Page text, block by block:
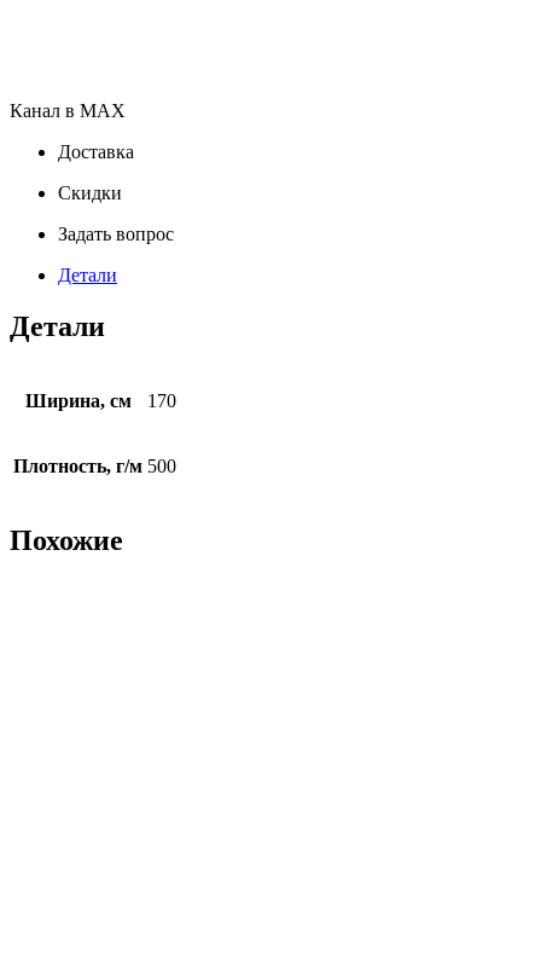
Канал в MAX
Доставка
Скидки
Задать вопрос
Детали
Детали
Ширина, см 170
Плотность, г/м 500
Похожие